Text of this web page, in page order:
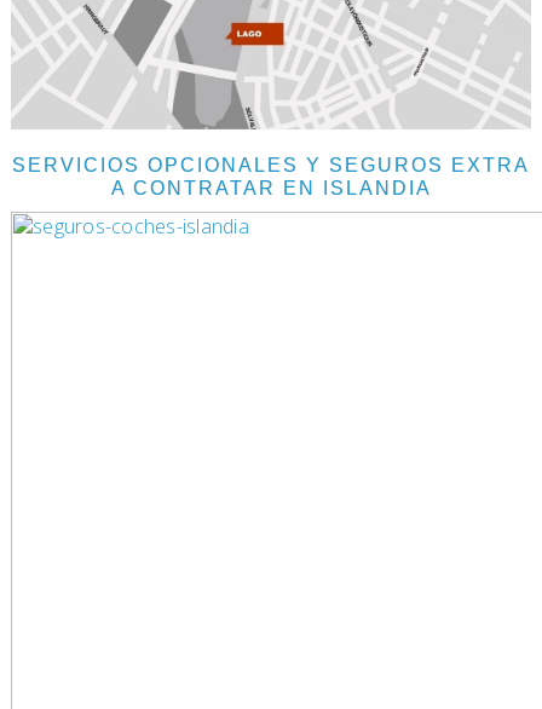
SERVICIOS OPCIONALES Y SEGUROS EXTRA
A CONTRATAR EN ISLANDIA